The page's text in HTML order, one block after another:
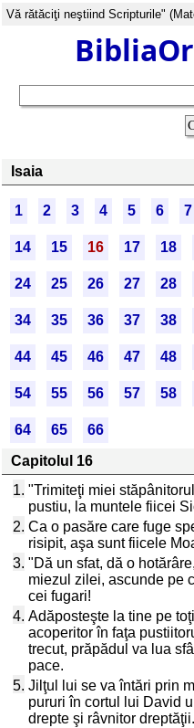
Vă rătăciţi neştiind Scripturile"
Isaia
1 2 3 4 5 6 7
14 15 16 17 18
24 25 26 27 28
34 35 36 37 38
44 45 46 47 48
54 55 56 57 58
64 65
66
Capitolul 16
1. "Trimiteţi miei
pustiu, la muntele fiicei
2. Ca o pasăre care fuge
risipit, aşa sunt fiicele
3. "Dă un sfat, dă o
miezul zilei, ascunde pe
cei fugari!
4. Adăposteşte la tine pe
acoperitor în faţa
trecut, prăpădul va lua
pace.
5. Jilţul lui se va întări prin
pururi în cortul lui David
drepte şi râvnitor dreptăţii.